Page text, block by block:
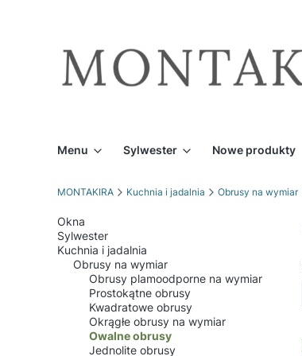
Menu Sylwester Nowe produkty
MONTAKIRA Kuchnia i jadalnia Obrusy na wymiar
Okna
Sylwester
Kuchnia i jadalnia
Obrusy na wymiar
Obrusy plamoodporne na wymiar
Prostokątne obrusy
Kwadratowe obrusy
Okrągłe obrusy na wymiar
Owalne obrusy
Jednolite obrusy